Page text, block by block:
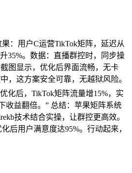
：用户C运营TikTok矩阵，延迟从
35%。数据：直播群控时，同步操
图显示，优化后界面流畅，无卡
，这方案安全可靠，无越狱风险。
化后，TikTok矩阵流量增15%，实
收益翻倍。” 总结：苹果矩阵系统
技术结合实操，让群控更高效。
后用户满意度达95%。行动起来，